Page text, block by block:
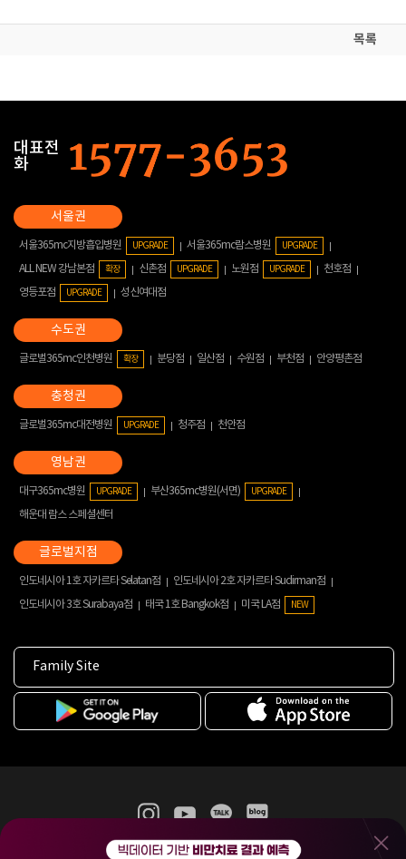
목록
대표전
화
서울365mc지방흡입병원 UPGRADE 서울365mc람스병원 UPGRADE
ALL NEW 강남본점 확장 신촌점 UPGRADE 노원점 UPGRADE
천호점
영등포점
UPGRADE 성신여대점
글로벌365mc인천병원 확장 분당점 일산점 수원점 부천점 안양평촌점
글로벌365mc대전병원 UPGRADE 청주점 천안점
대구365mc병원 UPGRADE 부산365mc병원(서면) UPGRADE
해운대 람스 스페셜센터
인도네시아 1호 자카르타 Selatan점
인도네시아 2호 자카르타 Sudirman점
인도네시아 3호 Surabaya점
태국 1호 Bangkok점 미국 LA점 NEW
Family Site
365mc 병·의원 이용약관 홈페이지 이용약관